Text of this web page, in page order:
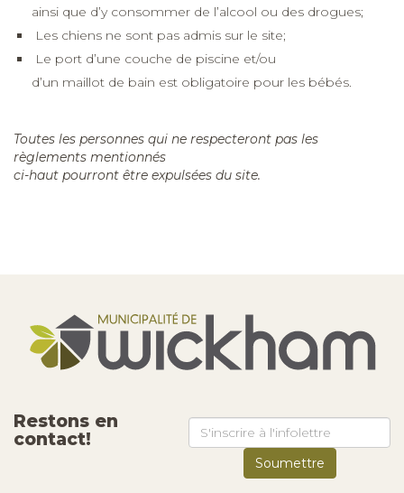
ainsi que d’y consommer de l’alcool ou des drogues;
Les chiens ne sont pas admis sur le site;
Le port d’une couche de piscine et/ou
d’un maillot de bain est obligatoire pour les bébés.
Toutes les personnes qui ne respecteront pas les
règlements mentionnés
ci-haut pourront être expulsées du site.
Restons en
contact!